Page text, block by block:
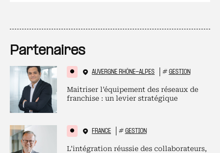
Partenaires
AUVERGNE RHÔNE-ALPES # GESTION
Maitriser l’équipement des réseaux de
franchise : un levier stratégique
FRANCE # GESTION
L’intégration réussie des collaborateurs,